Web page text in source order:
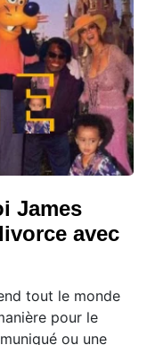
James
avec
tout le monde
pour le
ou une